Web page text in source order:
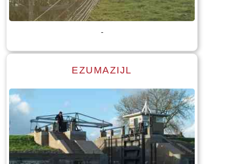
Tekst: © Foto: © Bauke Folkertsma
-
Lees meer
EZUMAZIJL